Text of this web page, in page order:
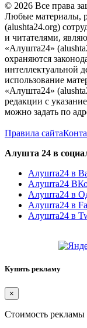
© 2026 Все права
Любые материалы,
(alushta24.org)
и читателями,
«Алушта24»
охраняются
интеллектуальной
использование
«Алушта24»
редакции с
можно задать по
Правила сайта
Алушта 24 в
Алушта24 в
Алушта24
Алушта24 в
Алушта24 в
Алушта24 в
Купить рекламу
×
Стоимость рекламы